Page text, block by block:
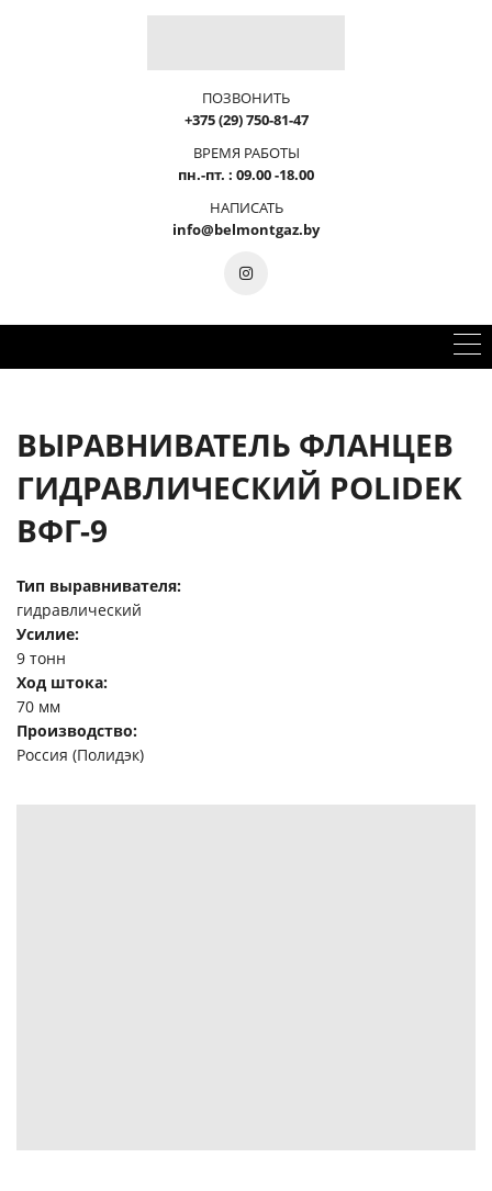
ПОЗВОНИТЬ
+375 (29) 750-81-47
ВРЕМЯ РАБОТЫ
пн.-пт. : 09.00 -18.00
НАПИСАТЬ
info@belmontgaz.by
ВЫРАВНИВАТЕЛЬ ФЛАНЦЕВ
ГИДРАВЛИЧЕСКИЙ POLIDEK
ВФГ-9
Тип выравнивателя:
гидравлический
Усилие:
9 тонн
Ход штока:
70 мм
Производство:
Россия (Полидэк)